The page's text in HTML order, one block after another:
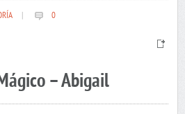
0
– Abigail